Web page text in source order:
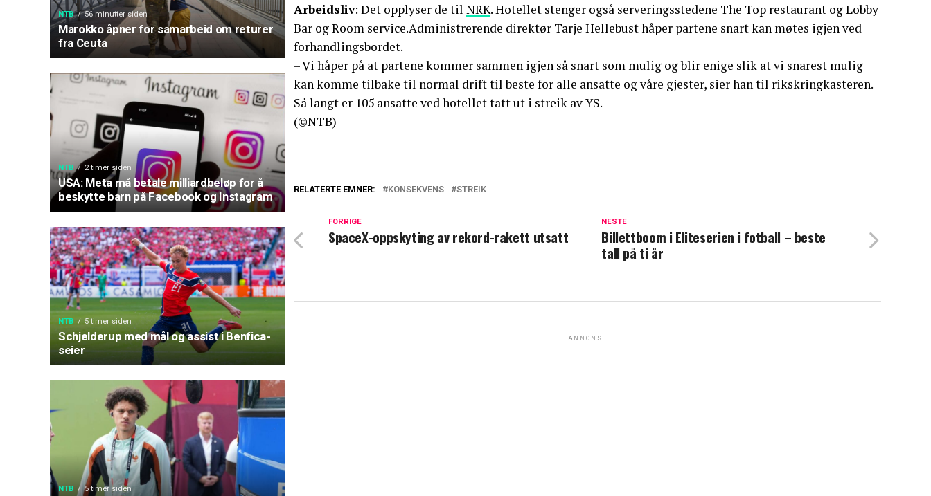
NTB 56 minutter siden
Marokko åpner for samarbeid om returer
fra Ceuta
NTB 2 timer siden
USA: Meta må betale milliardbeløp for å
beskytte barn på Facebook og Instagram
NTB 5 timer siden
Schjelderup med mål og assist i Benfica-
seier
NTB 5 timer siden
Arbeidsliv: Det opplyser de til NRK. Hotellet stenger også serveringsstedene The Top restaurant og Lobby
Bar og Room service.Administrerende direktør Tarje Hellebust håper partene snart kan møtes igjen ved
forhandlingsbordet.
– Vi håper på at partene kommer sammen igjen så snart som mulig og blir enige slik at vi snarest mulig
kan komme tilbake til normal drift til beste for alle ansatte og våre gjester, sier han til rikskringkasteren.
Så langt er 105 ansatte ved hotellet tatt ut i streik av YS.
(©NTB)
RELATERTE EMNER: KONSEKVENS STREIK
NESTE
Billettboom i Eliteserien i fotball – beste
tall på ti år
FORRIGE
SpaceX-oppskyting av rekord-rakett utsatt
ANNONSE